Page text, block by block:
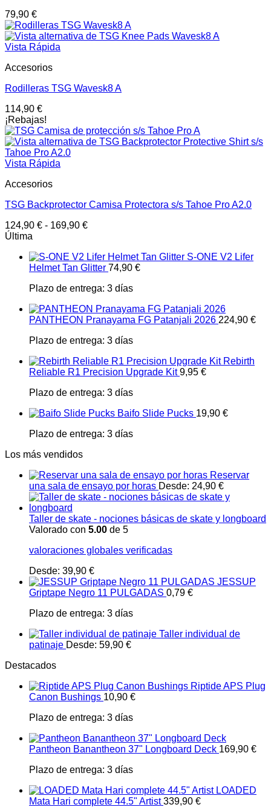
79,90 €
Vista Rápida
Accesorios
Rodilleras TSG Wavesk8 A
114,90 €
¡Rebajas!
Vista Rápida
Accesorios
TSG Backprotector Camisa Protectora s/s Tahoe Pro A2.0
124,90 € - 169,90 €
Última
S-ONE V2 Lifer
Helmet Tan Glitter 74,90 €
Plazo de entrega: 3 días
PANTHEON Pranayama FG Patanjali 2026 224,90 €
Plazo de entrega: 3 días
Rebirth
Reliable R1 Precision Upgrade Kit 9,95 €
Plazo de entrega: 3 días
Baifo Slide Pucks 19,90 €
Plazo de entrega: 3 días
Los más vendidos
Reservar
una sala de ensayo por horas Desde: 24,90 €
Taller de skate - nociones básicas de skate y longboard
Valorado con 5.00 de 5
valoraciones globales verificadas
Desde: 39,90 €
JESSUP
Griptape Negro 11 PULGADAS 0,79 €
Plazo de entrega: 3 días
Taller individual de
patinaje Desde: 59,90 €
Destacados
Riptide APS Plug
Canon Bushings 10,90 €
Plazo de entrega: 3 días
Pantheon Banantheon 37" Longboard Deck 169,90 €
Plazo de entrega: 3 días
LOADED
Mata Hari complete 44.5" Artist 339,90 €